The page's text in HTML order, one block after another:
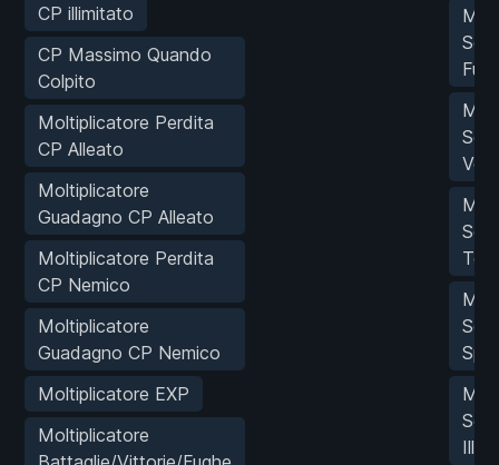
CP illimitato
CP Massimo Quando
Colpito
Moltiplicatore Perdita
CP Alleato
Moltiplicatore
Guadagno CP Alleato
Moltiplicatore Perdita
CP Nemico
Moltiplicatore
Guadagno CP Nemico
Moltiplicatore EXP
Moltiplicatore